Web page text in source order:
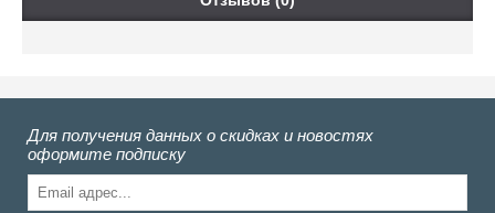
Для получения данных о скидках и новостях
оформите подписку